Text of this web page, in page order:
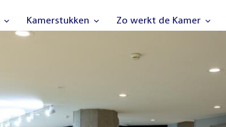
Kamerstukken Zo werkt de Kamer